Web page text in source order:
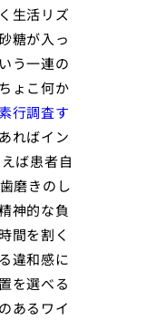
生活リズ
糖が入っ
う一連の
ょこ何か
行調査す
ればイン
ば患者自
磨きのし
神的な負
間を割く
違和感に
を選べる
あるワイ